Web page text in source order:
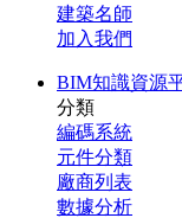
建築名師
加入我們
BIM知識資源
分類
編碼系統
元件分類
廠商列表
數據分析